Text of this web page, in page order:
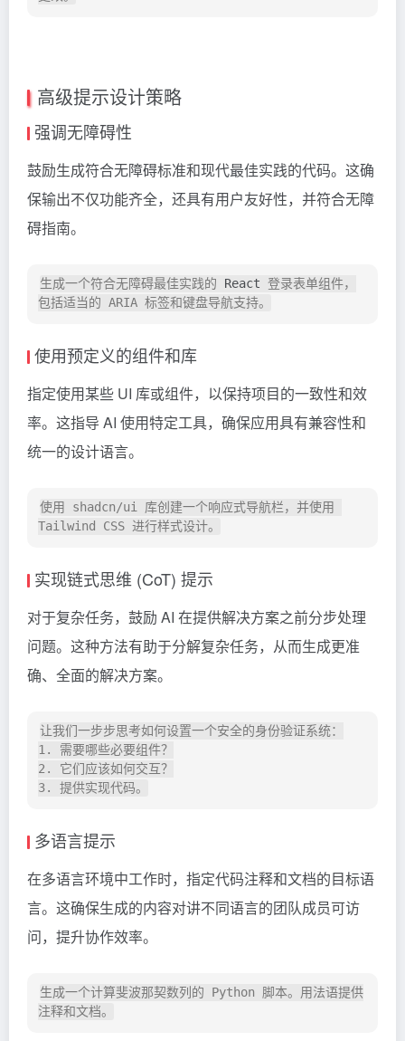
高级提示设计策略
强调无障碍性
鼓励生成符合无障碍标准和现代最佳实践的代码。这确
保输出不仅功能齐全，还具有用户友好性，并符合无障
碍指南。
生成一个符合无障碍最佳实践的 React 登录表单组件，
使用预定义的组件和库
指定使用某些 UI 库或组件，以保持项目的一致性和效
率。这指导 AI 使用特定工具，确保应用具有兼容性和
统一的设计语言。
使用 shadcn/ui 库创建一个响应式导航栏，并使用
实现链式思维 (CoT) 提示
对于复杂任务，鼓励 AI 在提供解决方案之前分步处理
问题。这种方法有助于分解复杂任务，从而生成更准
确、全面的解决方案。
让我们一步步思考如何设置一个安全的身份验证系统：
1. 需要哪些必要组件？
2. 它们应该如何交互？
多语言提示
在多语言环境中工作时，指定代码注释和文档的目标语
言。这确保生成的内容对讲不同语言的团队成员可访
问，提升协作效率。
生成一个计算斐波那契数列的 Python 脚本。用法语提供